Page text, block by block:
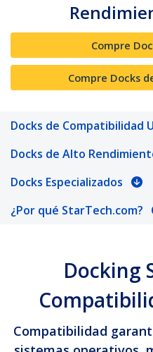
Compre
Compre Docks
Docks de Compatibilidad
Docks de Alto
Docks Especializados
¿Por qué StarTech.com?
Docking
Compatibilidad